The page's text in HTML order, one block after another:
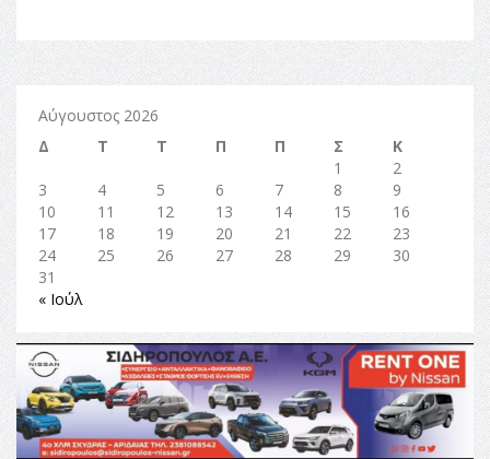
Αύγουστος 2026
Δ
Τ Τ Π Π Σ
Κ
1
2
3
4 5 6 7 8
9
10
11 12 13 14 15
16
17
18 19 20 21 22
23
24
25 26 27 28 29
30
31
« Ιούλ